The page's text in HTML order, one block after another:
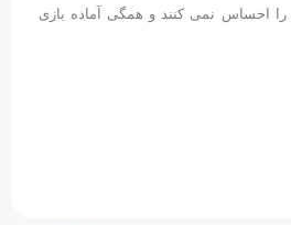
را احساس نمی کنند و همگی آماده بازی